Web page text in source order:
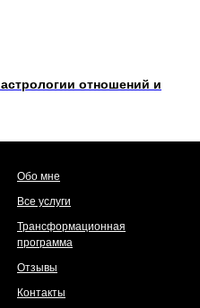
астрологии отношений и
Обо мне
Все услуги
Трансформационная
программа
Отзывы
Контакты